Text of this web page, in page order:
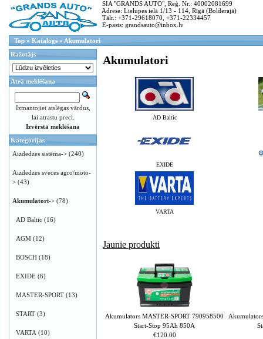
SIA "GRANDS AUTO", Reģ. Nr.: 40002081699
Adrese: Lielupes ielā 1/13 - 114, Rīgā (Bolderajā)
Tālr.: +371-29618070, +371-22334457
E-pasts: grandsauto@inbox.lv
Top » Katalogs » Akumulatori
Akumulatori
AD Baltic
EXIDE
VARTA
Jaunie produkti
Akumulators MASTER-SPORT 790958500
Start-Stop 95Ah 850A
€120.00
Ražotājs
Ātrā meklēšana
Izmantojiet atslēgas vārdus,
lai atrastu preci.
Izvērstā meklēšana
Kategorijas
Aizdedzes sistēma-> (240)
Aizdedzes sveces agro/moto-
> (43)
Akumulatori-> (78)
AD Baltic (16)
AGM (12)
BOSCH (18)
EXIDE (6)
MASTER-SPORT (13)
START (3)
VARTA (10)